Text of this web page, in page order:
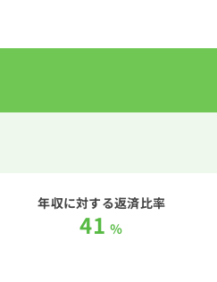
年収に対する返済比率
41 ％